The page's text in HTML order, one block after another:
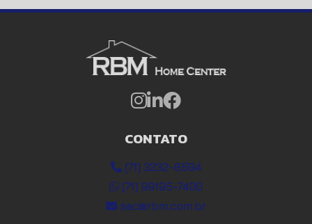
CONTATO
(71) 3232-8594
(71) 99195-7400
sac@rbm.com.br